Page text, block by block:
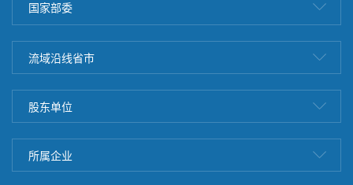
国家部委
流域沿线省市
股东单位
所属企业